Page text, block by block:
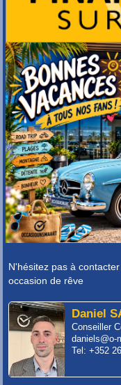
N'hésitez pas à
occasion de rêve
Daniel
Conseiller
daniels@o-
Tel: +352